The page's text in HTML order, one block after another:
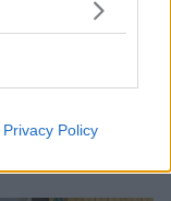
Privacy Policy
ορυκτά στο
της
τη
ορυκτών για